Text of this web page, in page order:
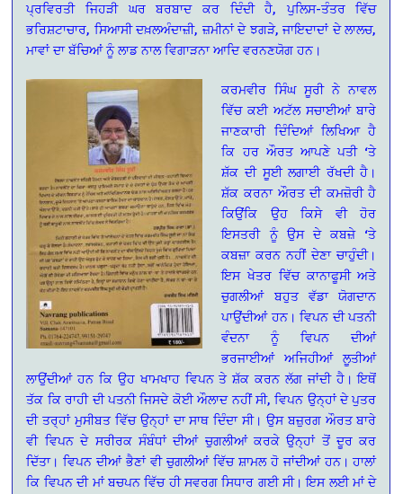
ਪ੍ਰਵਿਰਤੀ ਜਿਹੜੀ ਘਰ ਬਰਬਾਦ ਕਰ ਦਿੰਦੀ ਹੈ, ਪੁਲਿਸ-ਤੰਤਰ ਵਿੱਚ
ਭਰਿਸ਼ਟਾਚਾਰ, ਸਿਆਸੀ ਦਖ਼ਲਅੰਦਾਜ਼ੀ, ਜ਼ਮੀਨਾਂ ਦੇ ਝਗੜੇ, ਜਾਇਦਾਦਾਂ ਦੇ ਲਾਲਚ,
ਮਾਵਾਂ ਦਾ ਬੱਚਿਆਂ ਨੂੰ ਲਾਡ ਨਾਲ ਵਿਗਾੜਨਾ ਆਦਿ ਵਰਨਣਯੋਗ ਹਨ।
ਕਰਮਵੀਰ ਸਿੰਘ ਸੂਰੀ ਨੇ ਨਾਵਲ
ਵਿੱਚ ਕਈ ਅਟੱਲ ਸਚਾਈਆਂ ਬਾਰੇ
ਜਾਣਕਾਰੀ ਦਿੰਦਿਆਂ ਲਿਖਿਆ ਹੈ
ਕਿ ਹਰ ਔਰਤ ਆਪਣੇ ਪਤੀ ‘ਤੇ
ਸ਼ੱਕ ਦੀ ਸੂਈ ਲਗਾਈ ਰੱਖਦੀ ਹੈ।
ਸ਼ੱਕ ਕਰਨਾ ਔਰਤ ਦੀ ਕਮਜ਼ੋਰੀ ਹੈ
ਕਿਉਂਕਿ ਉਹ ਕਿਸੇ ਵੀ ਹੋਰ
ਇਸਤਰੀ ਨੂੰ ਉਸ ਦੇ ਕਬਜ਼ੇ ‘ਤੇ
ਕਬਜ਼ਾ ਕਰਨ ਨਹੀਂ ਦੇਣਾ ਚਾਹੁੰਦੀ।
ਇਸ ਖੇਤਰ ਵਿੱਚ ਕਾਨਾਫੂਸੀ ਅਤੇ
ਚੁਗਲੀਆਂ ਬਹੁਤ ਵੱਡਾ ਯੋਗਦਾਨ
ਪਾਉਂਦੀਆਂ ਹਨ। ਵਿਪਨ ਦੀ ਪਤਨੀ
ਵੰਦਨਾ ਨੂੰ ਵਿਪਨ ਦੀਆਂ
ਭਰਜਾਈਆਂ ਅਜਿਹੀਆਂ ਲੂਤੀਆਂ
ਲਾਉਂਦੀਆਂ ਹਨ ਕਿ ਉਹ ਖਾਮਖਾਹ ਵਿਪਨ ਤੇ ਸ਼ੱਕ ਕਰਨ ਲੱਗ ਜਾਂਦੀ ਹੈ। ਇਥੋਂ
ਤੱਕ ਕਿ ਰਾਹੀ ਦੀ ਪਤਨੀ ਜਿਸਦੇ ਕੋਈ ਔਲਾਦ ਨਹੀਂ ਸੀ, ਵਿਪਨ ਉਨ੍ਹਾਂ ਦੇ ਪੁਤਰ
ਦੀ ਤਰ੍ਹਾਂ ਮੁਸੀਬਤ ਵਿੱਚ ਉਨ੍ਹਾਂ ਦਾ ਸਾਥ ਦਿੰਦਾ ਸੀ। ਉਸ ਬਜ਼ੁਰਗ ਔਰਤ ਬਾਰੇ
ਵੀ ਵਿਪਨ ਦੇ ਸਰੀਰਕ ਸੰਬੰਧਾਂ ਦੀਆਂ ਚੁਗਲੀਆਂ ਕਰਕੇ ਉਨ੍ਹਾਂ ਤੋਂ ਦੂਰ ਕਰ
ਦਿੱਤਾ। ਵਿਪਨ ਦੀਆਂ ਭੈਣਾਂ ਵੀ ਚੁਗਲੀਆਂ ਵਿੱਚ ਸ਼ਾਮਲ ਹੋ ਜਾਂਦੀਆਂ ਹਨ। ਹਾਲਾਂ
ਕਿ ਵਿਪਨ ਦੀ ਮਾਂ ਬਚਪਨ ਵਿੱਚ ਹੀ ਸਵਰਗ ਸਿਧਾਰ ਗਈ ਸੀ। ਇਸ ਲਈ ਮਾਂ ਦੇ